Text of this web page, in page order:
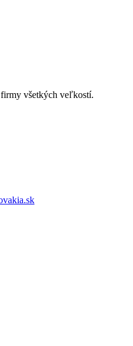
firmy všetkých veľkostí.